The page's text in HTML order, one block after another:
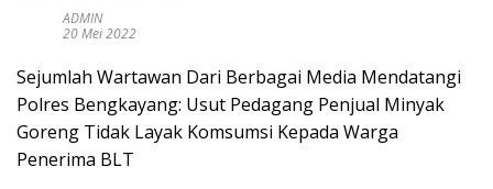
ADMIN
20 Mei 2022
Sejumlah Wartawan Dari Berbagai Media Mendatangi
Polres Bengkayang: Usut Pedagang Penjual Minyak
Goreng Tidak Layak Komsumsi Kepada Warga
Penerima BLT